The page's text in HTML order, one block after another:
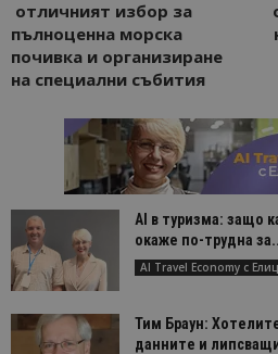
отличният избор за
пълноценна морска
почивка и организиране
на специални събития
AI в туризма: защо
окаже по-трудна
AI Travel Economy с
Тим Браун:
данните и